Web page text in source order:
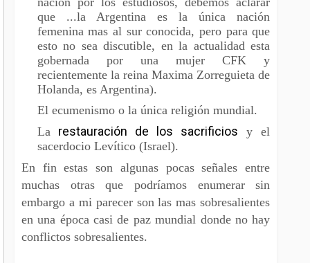
que ...la Argentina es la única nación
femenina mas al sur conocida, pero para que
esto no sea discutible, en la actualidad esta
gobernada por una mujer CFK y
recientemente la reina Maxima Zorreguieta de
Holanda, es Argentina).
El ecumenismo o la única religión mundial.
La restauración de los sacrificios y el
sacerdocio Levítico (Israel).
En fin estas son algunas pocas señales entre
muchas otras que podríamos enumerar sin
embargo a mi parecer son las mas sobresalientes
en una época casi de paz mundial donde no hay
conflictos sobresalientes.